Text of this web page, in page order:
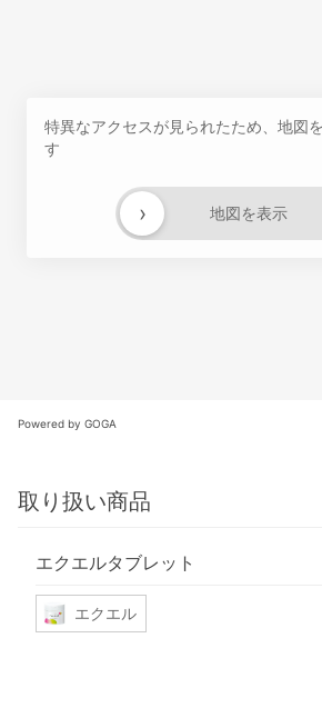
特異なアクセスが見られたため、地図
す
地図を表示
›
Powered by GOGA
取り扱い商品
エクエルタブレット
エクエル